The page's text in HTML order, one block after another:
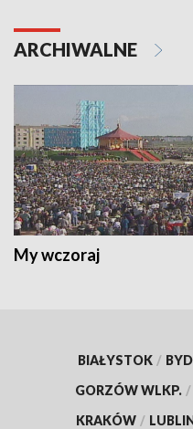
ARCHIWALNE
My wczoraj
BIAŁYSTOK /
GORZÓW WLKP. /
KRAKÓW /